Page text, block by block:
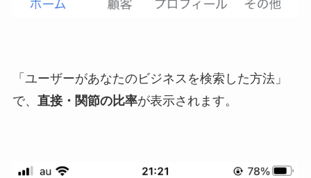
「ユーザーがあなたのビジネスを検索した方法」
で、 直接・関節の比率が表示されます。